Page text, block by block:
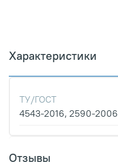
Характеристики
ТУ/ГОСТ
4543-2016, 2590-2006
Отзывы